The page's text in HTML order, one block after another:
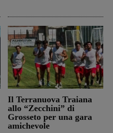
Il Terranuova Traiana
allo “Zecchini” di
Grosseto per una gara
amichevole